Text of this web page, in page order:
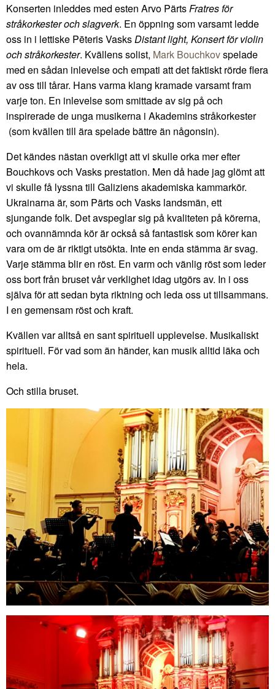
Konserten inleddes med esten Arvo PärtsFratres för
stråkorkester och slagverk. En öppning som varsamt ledde
oss in i lettiske Pēteris VasksDistant light, Konsert för violin
och stråkorkester. Kvällens solist, Mark Bouchkovspelade
med en sådan inlevelse och empati att det faktiskt rörde flera
av oss till tårar. Hans varma klang kramade varsamt fram
varje ton. En inlevelse som smittade av sig på och
inspirerade de unga musikerna i Akademins stråkorkester
(som kvällen till ära spelade bättre än någonsin).
Det kändes nästan overkligt att vi skulle orka mer efter
Bouchkovs och Vasks prestation. Men då hade jag glömt att
vi skulle få lyssna till Galiziens akademiska kammarkör.
Ukrainarna är, som Pärts och Vasks landsmän, ett
sjungande folk. Det avspeglar sig på kvaliteten på körerna,
och ovannämnda kör är också så fantastisk som körer kan
vara om de är riktigt utsökta. Inte en enda stämma är svag.
Varje stämma blir en röst. En varm och vänlig röst som leder
oss bort från bruset vår verklighet idag utgörs av. In i oss
själva för att sedan byta riktning och leda oss ut tillsammans.
I en gemensam röst och kraft.
Kvällen var alltså en sant spirituell upplevelse. Musikaliskt
spirituell. För vad som än händer, kan musik alltid läka och
hela.
Och stilla bruset.